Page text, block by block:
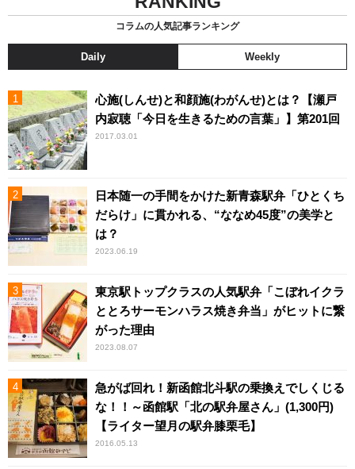
コラムの人気記事ランキング
Daily Weekly
心施(しんせ)と和顔施(わがんせ)とは？【瀬戸
内寂聴「今日を生きるための言葉」】第201回
2017.03.01
日本随一の手間をかけた新青森駅弁「ひとくち
だらけ」に貫かれる、“ななめ45度”の美学と
は？
2023.06.19
東京駅トップクラスの人気駅弁「こぼれイクラ
ととろサーモンハラス焼き弁当」がヒットに繋
がった理由
2023.08.07
急がば回れ！新函館北斗駅の乗換えでしくじる
な！！～函館駅「北の駅弁屋さん」(1,300円)
【ライター望月の駅弁膝栗毛】
2016.05.13